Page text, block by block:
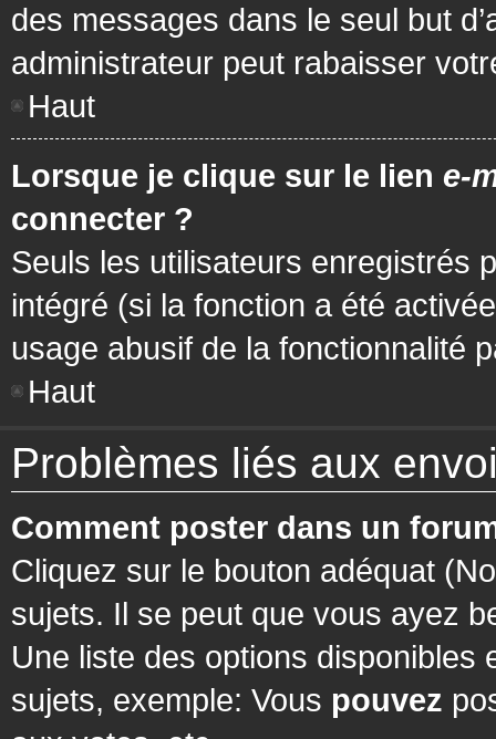
des messages dans le seul but
administrateur peut rabaisser
Haut
Lorsque je clique sur le lien e-
connecter ?
Seuls les utilisateurs enregistrés
intégré (si la fonction a été
usage abusif de la fonctionnalité
Haut
Problèmes liés aux
Comment poster dans un
Cliquez sur le bouton adéquat
sujets. Il se peut que vous ayez
Une liste des options
sujets, exemple: Vous pouvez